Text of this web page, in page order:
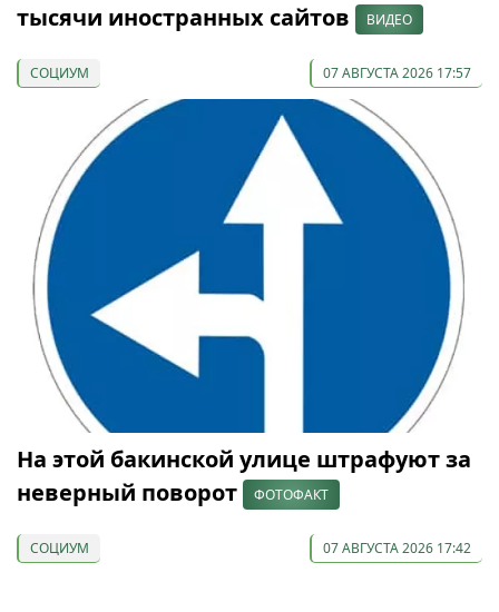
тысячи иностранных сайтов
ВИДЕО
СОЦИУМ 07 АВГУСТА 2026 17:57
На этой бакинской улице штрафуют за
неверный поворот
ФОТОФАКТ
СОЦИУМ 07 АВГУСТА 2026 17:42